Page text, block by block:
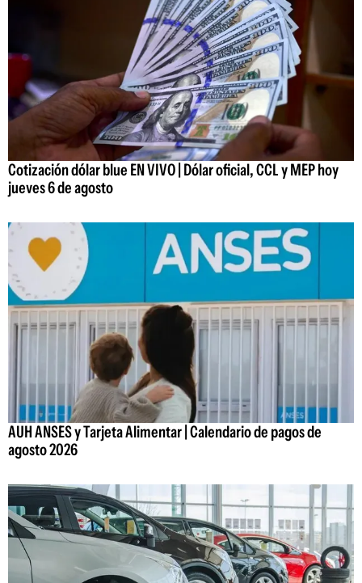
Cotización dólar blue EN VIVO | Dólar oficial, CCL y MEP hoy
jueves 6 de agosto
AUH ANSES y Tarjeta Alimentar | Calendario de pagos de
agosto 2026